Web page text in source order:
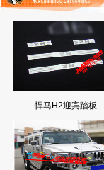
悍马H2迎宾踏板